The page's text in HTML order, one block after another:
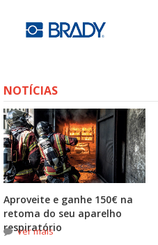
NOTÍCIAS
Aproveite e ganhe 150€ na
retoma do seu aparelho
respiratório
ver mais